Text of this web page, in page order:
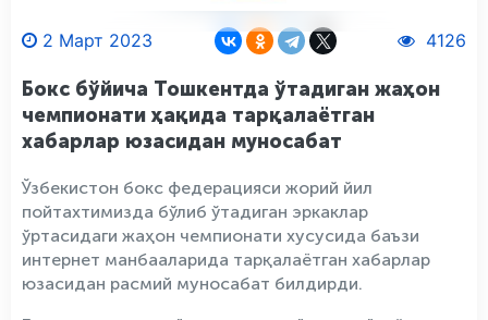
2 Март 2023 4126
Бокс бўйича Тошкентда ўтадиган жаҳон
чемпионати ҳақида тарқалаётган
хабарлар юзасидан муносабат
Ўзбекистон бокс федерацияси жорий йил
пойтахтимизда бўлиб ўтадиган эркаклар
ўртасидаги жаҳон чемпионати хусусида баъзи
интернет манбааларида тарқалаётган хабарлар
юзасидан расмий муносабат билдирди.